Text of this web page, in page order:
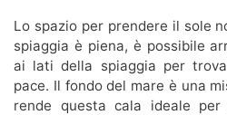
Lo spazio per prendere il sole
spiaggia è piena, è possibile
ai lati della spiaggia per
pace. Il fondo del mare è una
rende questa cala ideale